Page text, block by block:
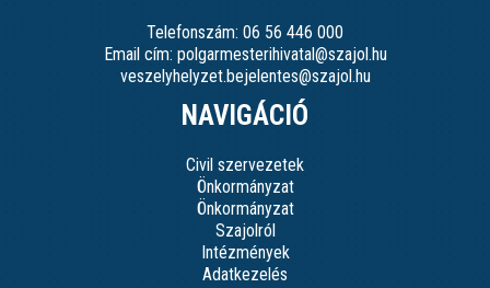
Telefonszám: 06 56 446 000
Email cím: polgarmesterihivatal@szajol.hu
veszelyhelyzet.bejelentes@szajol.hu
NAVIGÁCIÓ
Civil szervezetek
Önkormányzat
Önkormányzat
Szajolról
Intézmények
Adatkezelés